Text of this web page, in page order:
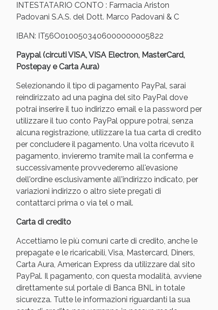
INTESTATARIO CONTO : Farmacia Ariston
Padovani S.A.S. del Dott. Marco Padovani & C
IBAN: IT56O0100503406000000005822
Paypal (circuti VISA, VISA Electron, MasterCard,
Postepay e Carta Aura)
Selezionando il tipo di pagamento PayPal, sarai
reindirizzato ad una pagina del sito PayPal dove
potrai inserire il tuo indirizzo email e la password per
utilizzare il tuo conto PayPal oppure potrai, senza
alcuna registrazione, utilizzare la tua carta di credito
per concludere il pagamento. Una volta ricevuto il
pagamento, invieremo tramite mail la conferma e
successivamente provvederemo all'evasione
dell'ordine esclusivamente all'indirizzo indicato, per
variazioni indirizzo o altro siete pregati di
contattarci prima o via tel o mail.
Carta di credito
Accettiamo le più comuni carte di credito, anche le
prepagate e le ricaricabili, Visa, Mastercard, Diners,
Carta Aura, American Express da utilizzare dal sito
PayPal. Il pagamento, con questa modalità, avviene
direttamente sul portale di Banca BNL in totale
sicurezza. Tutte le informazioni riguardanti la sua